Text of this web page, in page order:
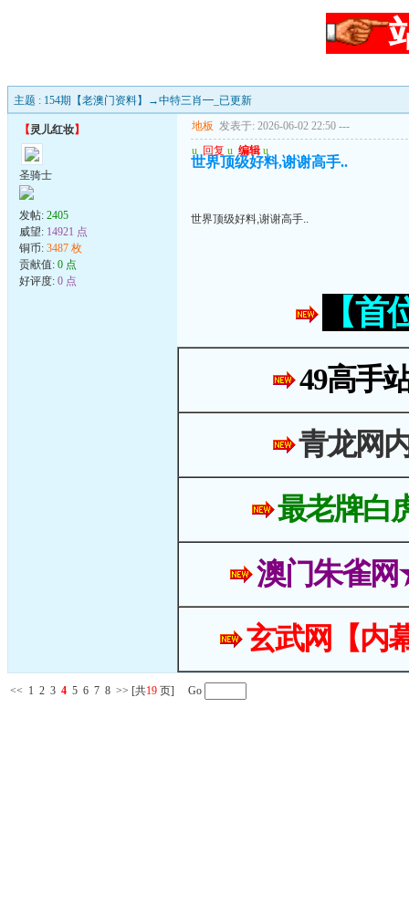
主题 : 154期【老澳门资料】→中特三肖━_已更新
【灵儿红妆】
圣骑士
发帖: 2405
威望: 14921 点
铜币: 3487 枚
贡献值: 0 点
好评度: 0 点
地板 发表于: 2026-06-02 22:50 ---
u 回复 u 编辑 u
世界顶级好料,谢谢高手..
世界顶级好料,谢谢高手..
【
49高手
青龙网
最老牌白
澳门朱雀
玄武网【内
<< 1 2 3 4 5 6 7 8 >> [共19 页] Go